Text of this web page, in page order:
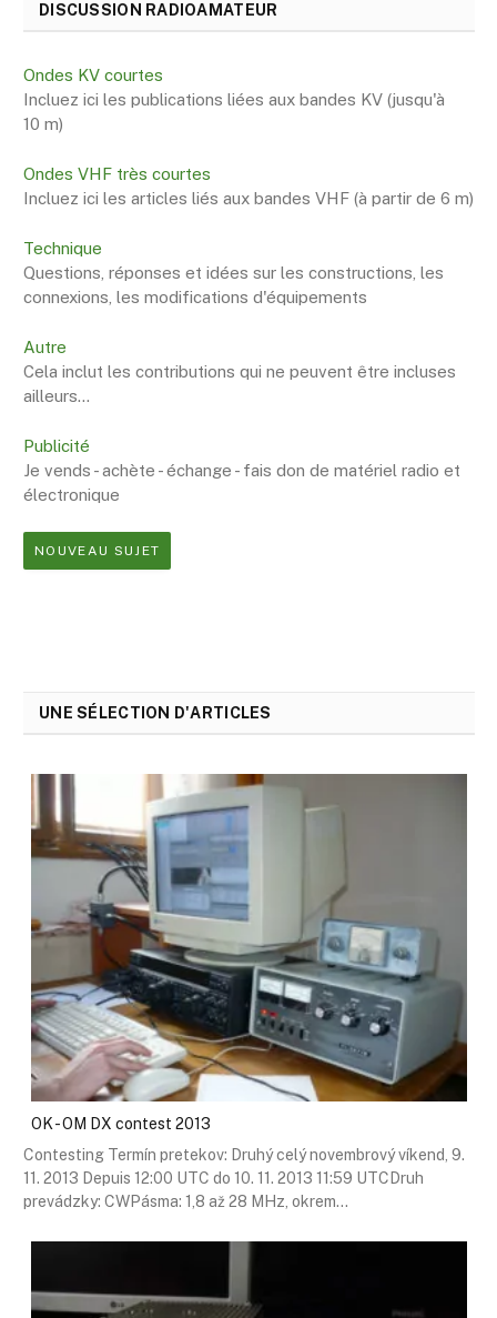
DISCUSSION RADIOAMATEUR
Ondes KV courtes
Incluez ici les publications liées aux bandes KV (jusqu'à
10 m)
Ondes VHF très courtes
Incluez ici les articles liés aux bandes VHF (à partir de 6 m)
Technique
Questions, réponses et idées sur les constructions, les
connexions, les modifications d'équipements
Autre
Cela inclut les contributions qui ne peuvent être incluses
ailleurs...
Publicité
Je vends - achète - échange - fais don de matériel radio et
électronique
NOUVEAU SUJET
UNE SÉLECTION D'ARTICLES
OK - OM DX contest 2013
Contesting Termín pretekov: Druhý celý novembrový víkend, 9.
11. 2013 Depuis 12:00 UTC do 10. 11. 2013 11:59 UTCDruh
prevádzky: CWPásma: 1,8 až 28 MHz, okrem…